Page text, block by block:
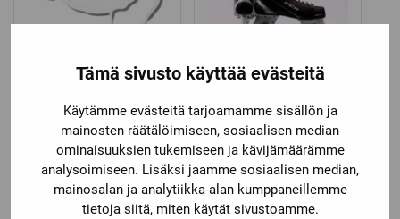
Tämä sivusto käyttää evästeitä
Käytämme evästeitä tarjoamamme sisällön ja
mainosten räätälöimiseen, sosiaalisen median
ominaisuuksien tukemiseen ja kävijämäärämme
analysoimiseen. Lisäksi jaamme sosiaalisen median,
mainosalan ja analytiikka-alan kumppaneillemme
tietoja siitä, miten käytät sivustoamme.
CCM KAULASUOJA PRO
Katso kaikki vaihtoehdot
44,90€ – 49,90 €Price
range:
44,90 €
CCM TACKS ST LUISTIN
69,90€